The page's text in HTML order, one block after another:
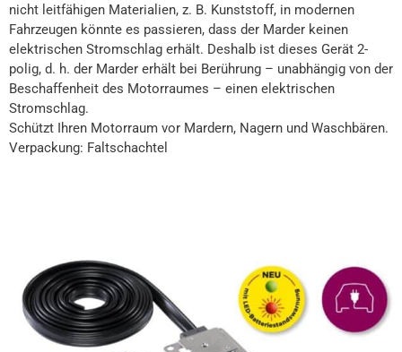
nicht leitfähigen Materialien, z. B. Kunststoff, in modernen
Fahrzeugen könnte es passieren, dass der Marder keinen
elektrischen Stromschlag erhält. Deshalb ist dieses Gerät 2-
polig, d. h. der Marder erhält bei Berührung – unabhängig von der
Beschaffenheit des Motorraumes – einen elektrischen
Stromschlag.
Schützt Ihren Motorraum vor Mardern, Nagern und Waschbären.
Verpackung: Faltschachtel